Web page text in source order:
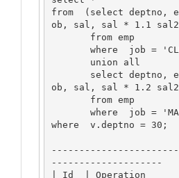
from  (select deptno,
ob, sal, sal * 1.1
ob, sal, sal * 1.2
where  v.deptno = 30;
--------------------
| Id  | Operation